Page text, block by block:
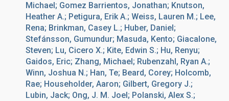
Michael; Gomez Barrientos, Jonathan; Knutson,
Heather A.; Petigura, Erik A.; Weiss, Lauren M.; Lee,
Rena; Brinkman, Casey L.; Huber, Daniel;
Stefánsson, Gumundur; Masuda, Kento; Giacalone,
Steven; Lu, Cicero X.; Kite, Edwin S.; Hu, Renyu;
Gaidos, Eric; Zhang, Michael; Rubenzahl, Ryan A.;
Winn, Joshua N.; Han, Te; Beard, Corey; Holcomb,
Rae; Householder, Aaron; Gilbert, Gregory J.;
Lubin, Jack; Ong, J. M. Joel; Polanski, Alex S.;